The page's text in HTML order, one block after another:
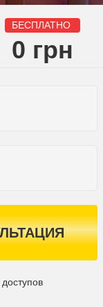
БЕСПЛАТНО
0 грн